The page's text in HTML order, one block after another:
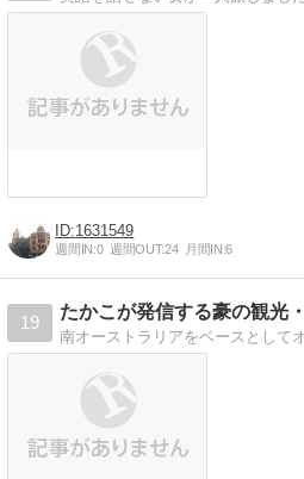
1631549
週間IN:0 週間OUT:24 月間IN:6
19